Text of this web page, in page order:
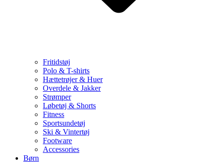
Fritidstøj
Polo & T-shirts
Hættetrøjer & Huer
Overdele & Jakker
Strømper
Løbetøj & Shorts
Fitness
Sportsundetøj
Ski & Vintertøj
Footware
Accessories
Børn